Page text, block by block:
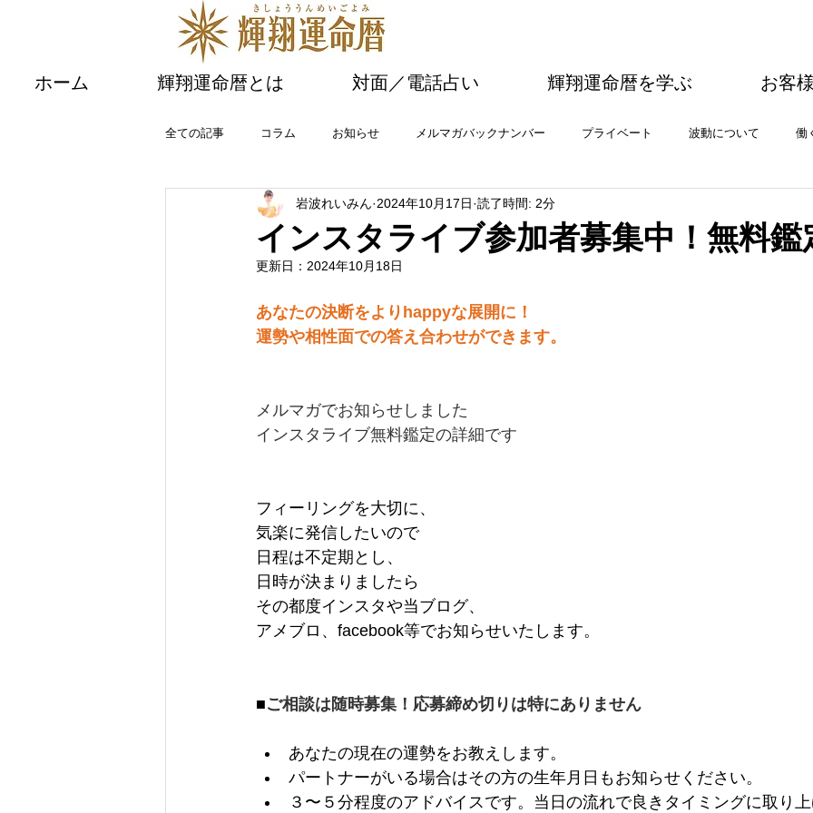
ホーム 輝翔運命暦とは 対面／電話占い 輝翔運命暦を学ぶ お客
全ての記事 コラム お知らせ メルマガバックナンバー プライベート 波動について 働
セミナー、イベントのご案内 メディカルアロマ 今年の運勢
インスタライブ参加者募集中！無料
岩波れいみん 2024年10月17日 読了時間: 2分
更新日： 2024年10月18日
あなたの決断をよりhappyな展開に！
運勢や相性面での答え合わせができます。
メルマガでお知らせしました
インスタライブ無料鑑定の詳細です
フィーリングを大切に、
気楽に発信したいので
日程は不定期とし、
日時が決まりましたら
その都度インスタや当ブログ、
アメブロ、facebook等でお知らせいたします。
■ご相談は随時募集！応募締め切りは特にありません
あなたの現在の運勢をお教えします。
パートナーがいる場合はその方の生年月日もお知らせください。
３〜５分程度のアドバイスです。当日の流れで良きタイミングに取り